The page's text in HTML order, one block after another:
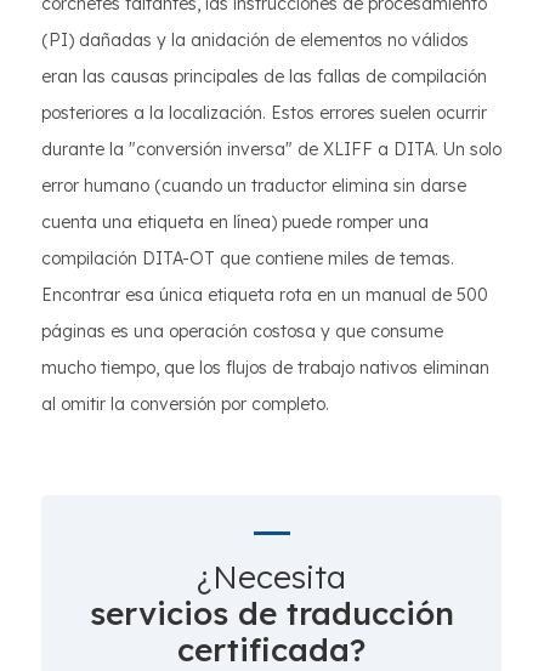
(PI) dañadas y la anidación de elementos no válidos
eran las causas principales de las fallas de compilación
posteriores a la localización. Estos errores suelen ocurrir
durante la "conversión inversa" de XLIFF a DITA. Un solo
error humano (cuando un traductor elimina sin darse
cuenta una etiqueta en línea) puede romper una
compilación DITA-OT que contiene miles de temas.
Encontrar esa única etiqueta rota en un manual de 500
páginas es una operación costosa y que consume
mucho tiempo, que los flujos de trabajo nativos eliminan
al omitir la conversión por completo.
¿Necesita
servicios de traducción
certificada?